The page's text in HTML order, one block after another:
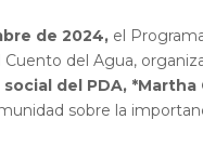
de 2024, el
del Agua,
del PDA, *Martha
sobre la